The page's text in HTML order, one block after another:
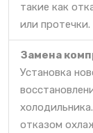
такие как
или протечки.
Замена
Установка
отказом